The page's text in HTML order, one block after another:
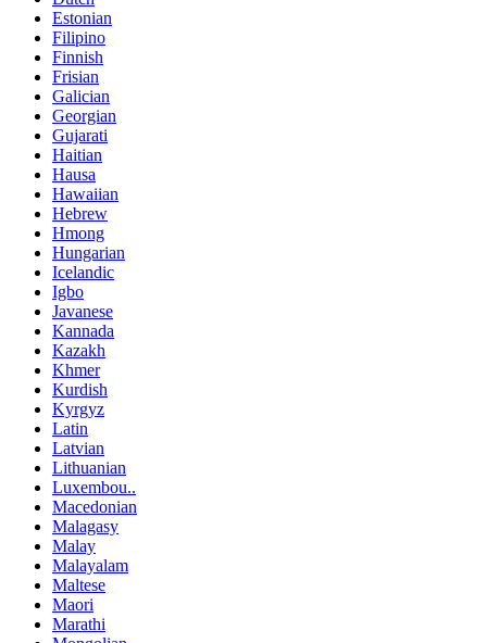
Estonian
Filipino
Finnish
Frisian
Galician
Georgian
Gujarati
Haitian
Hausa
Hawaiian
Hebrew
Hmong
Hungarian
Icelandic
Igbo
Javanese
Kannada
Kazakh
Khmer
Kurdish
Kyrgyz
Latin
Latvian
Lithuanian
Luxembou..
Macedonian
Malagasy
Malay
Malayalam
Maltese
Maori
Marathi